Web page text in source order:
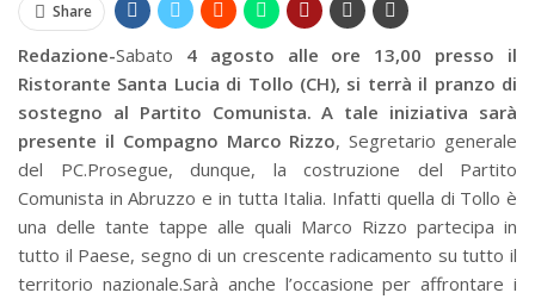
Share
Redazione-Sabato 4 agosto alle ore 13,00 presso il
Ristorante Santa Lucia di Tollo (CH), si terrà il pranzo di
sostegno al Partito Comunista. A tale iniziativa sarà
presente il Compagno Marco Rizzo, Segretario generale
del PC.Prosegue, dunque, la costruzione del Partito
Comunista in Abruzzo e in tutta Italia. Infatti quella di Tollo è
una delle tante tappe alle quali Marco Rizzo partecipa in
tutto il Paese, segno di un crescente radicamento su tutto il
territorio nazionale.Sarà anche l’occasione per affrontare i